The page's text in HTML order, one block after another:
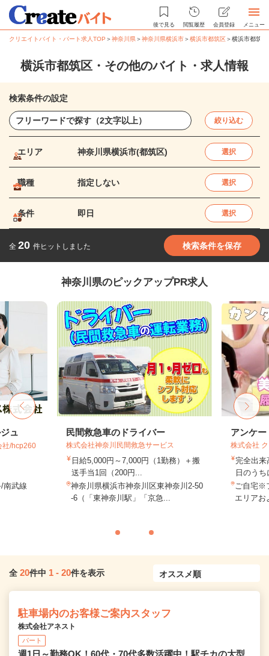
後で見る 閲覧履歴 会員登録 メニュー
クリエイトバイト・パート求人TOP ＞神奈川県＞神奈川県横浜市＞横浜市都筑区＞横浜市都筑
横浜市都筑区・その他のバイト・求人情報
検索条件の設定
絞り込む
エリア 神奈川県横浜市(都筑区) 選択
職種 指定しない 選択
条件 即日 選択
全 20 件ヒットしました 検索条件を保存
神奈川県のピックアップPR求人
ュ
社/hcp260
南武線
民間救急車のドライバー
株式会社神奈川民間救急サービス
日給5,000円～7,000円（1勤務）＋搬
送手当1回（200円...
神奈川県横浜市神奈川区東神奈川2-50
-6（「東神奈川駅」「京急...
アンケ
株式会社
完全出
日のう
ご自宅※
エリアお
全 20件中 1 - 20件を表示
駐車場内のお客様ご案内スタッフ
株式会社アネスト
パート
週1日～勤務OK！60代・70代多数活躍中！駅チカの大型